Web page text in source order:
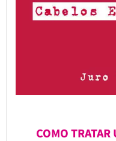
COMO TRATAR